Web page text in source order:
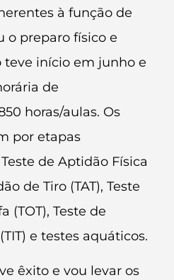
à função de
o preparo físico e
teve início em junho e
de
horas/aulas. Os
por etapas
de Aptidão Física
de Tiro (TAT), Teste
(TOT), Teste de
e testes aquáticos.
êxito e vou levar os